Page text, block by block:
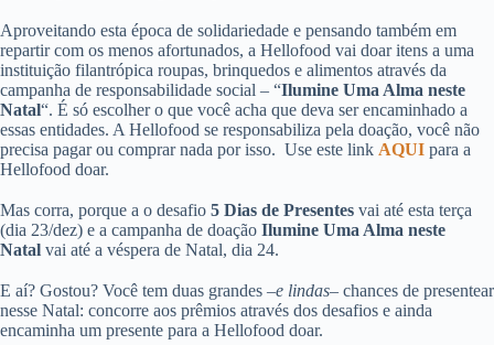
Aproveitando esta época de solidariedade e pensando também em
repartir com os menos afortunados, a Hellofood vai doar itens a uma
instituição filantrópica roupas, brinquedos e alimentos através da
campanha de responsabilidade social – “Ilumine Uma Alma neste
Natal“. É só escolher o que você acha que deva ser encaminhado a
essas entidades. A Hellofood se responsabiliza pela doação, você não
precisa pagar ou comprar nada por isso. Use este link AQUI para a
Hellofood doar.
Mas corra, porque a o desafio 5 Dias de Presentes vai até esta terça
(dia 23/dez) e a campanha de doação Ilumine Uma Alma neste
Natal vai até a véspera de Natal, dia 24.
E aí? Gostou? Você tem duas grandes –e lindas– chances de presentear
nesse Natal: concorre aos prêmios através dos desafios e ainda
encaminha um presente para a Hellofood doar.